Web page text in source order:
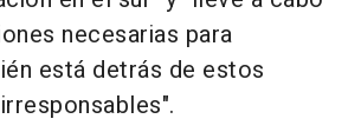
necesarias para
está detrás de estos